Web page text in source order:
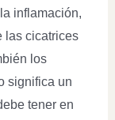
inflamación,
las cicatrices
los
significa un
tener en